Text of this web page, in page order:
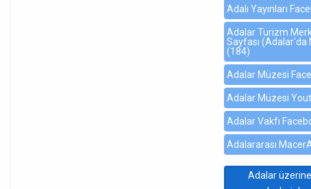
Adalı Yayınları
Adalar Turizm
Sayfası (Adalar'da
(184)
Adalar Müzesi
Adalar Müzesi
Adalar Vakfı
Adalararası
Adalar